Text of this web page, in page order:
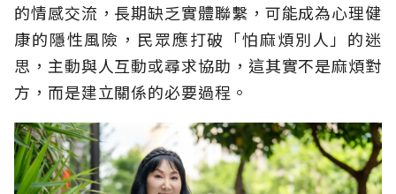
的情感交流，長期缺乏實體聯繫，可能成為心理健
康的隱性風險，民眾應打破「怕麻煩別人」的迷
思，主動與人互動或尋求協助，這其實不是麻煩對
方，而是建立關係的必要過程。